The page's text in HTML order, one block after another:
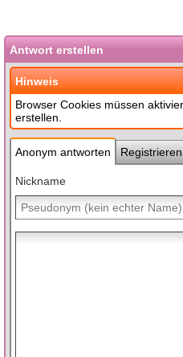
Antwort erstellen
Hinweis
Browser Cookies müssen
erstellen.
Anonym antworten Registrieren
Nickname